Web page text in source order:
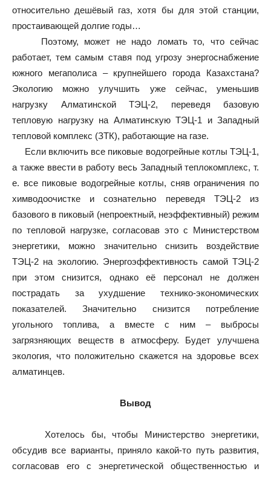
относительно дешёвый газ, хотя бы для этой станции,
простаивающей долгие годы…
Поэтому, может не надо ломать то, что сейчас
работает, тем самым ставя под угрозу энергоснабжение
южного мегаполиса – крупнейшего города Казахстана?
Экологию можно улучшить уже сейчас, уменьшив
нагрузку Алматинской ТЭЦ-2, переведя базовую
тепловую нагрузку на Алматинскую ТЭЦ-1 и Западный
тепловой комплекс (ЗТК), работающие на газе.
Если включить все пиковые водогрейные котлы ТЭЦ-1,
а также ввести в работу весь Западный теплокомплекс, т.
е. все пиковые водогрейные котлы, сняв ограничения по
химводоочистке и сознательно переведя ТЭЦ-2 из
базового в пиковый (непроектный, неэффективный) режим
по тепловой нагрузке, согласовав это с Министерством
энергетики, можно значительно снизить воздействие
ТЭЦ-2 на экологию. Энергоэффективность самой ТЭЦ-2
при этом снизится, однако её персонал не должен
пострадать за ухудшение технико-экономических
показателей. Значительно снизится потребление
угольного топлива, а вместе с ним – выбросы
загрязняющих веществ в атмосферу. Будет улучшена
экология, что положительно скажется на здоровье всех
алматинцев.
Вывод
Хотелось бы, чтобы Министерство энергетики,
обсудив все варианты, приняло какой-то путь развития,
согласовав его с энергетической общественностью и